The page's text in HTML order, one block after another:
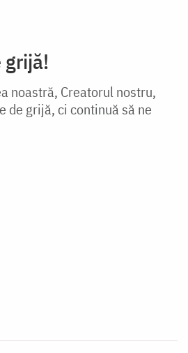
grijă!
noastră, Creatorul nostru,
de grijă, ci continuă să ne